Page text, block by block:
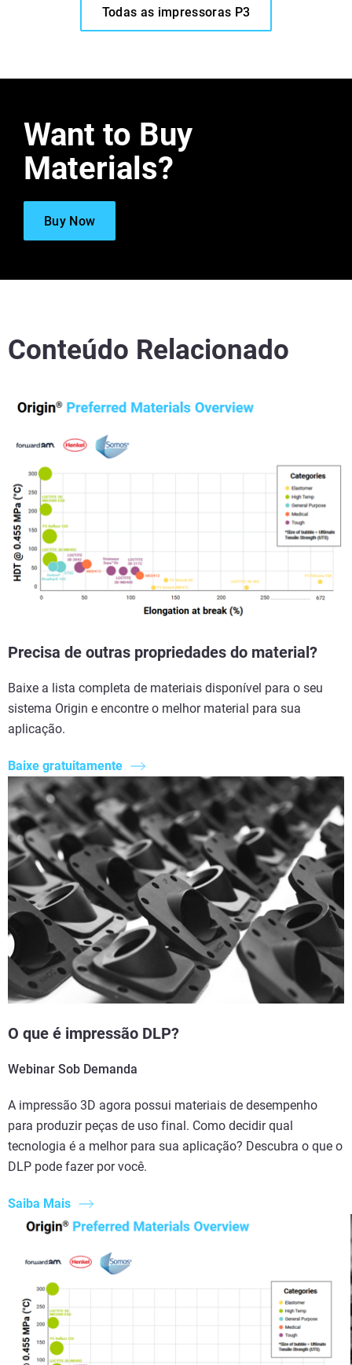
Todas as impressoras P3
Want to Buy
Materials?
Buy Now
Conteúdo Relacionado
Precisa de outras propriedades do material?
Baixe a lista completa de materiais disponível para o seu
sistema Origin e encontre o melhor material para sua
aplicação.
Baixe gratuitamente
O que é impressão DLP?
Webinar Sob Demanda
A impressão 3D agora possui materiais de desempenho
para produzir peças de uso final. Como decidir qual
tecnologia é a melhor para sua aplicação? Descubra o que o
DLP pode fazer por você.
Saiba Mais